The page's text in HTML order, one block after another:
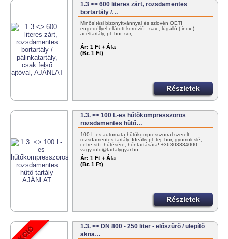
1.3 <> 600 literes zárt, rozsdamentes
bortartály /…
Minősítési bizonyítvánnyal és szlovén OÉTI
engedéllyel ellátott korrózió-, sav-, lúgálló ( inox )
acéltartály, pl.:bor, sör,…
Ár: 1 Ft + Áfa
(Br. 1 Ft)
Részletek
1.3. <> 100 L-es hűtőkompresszoros
rozsdamentes hűtő…
100 L-es automata hűtőkompresszorral szerelt
rozsdamentes tartály. Ideális pl. tej, bor, gyümölcslé,
cefre stb. hűtésére, hőntartására! +36303834000
vagy info@tartalygyar.hu
Ár: 1 Ft + Áfa
(Br. 1 Ft)
Részletek
1.3. <> DN 800 - 250 liter - előszűrő / ülepítő
akna…